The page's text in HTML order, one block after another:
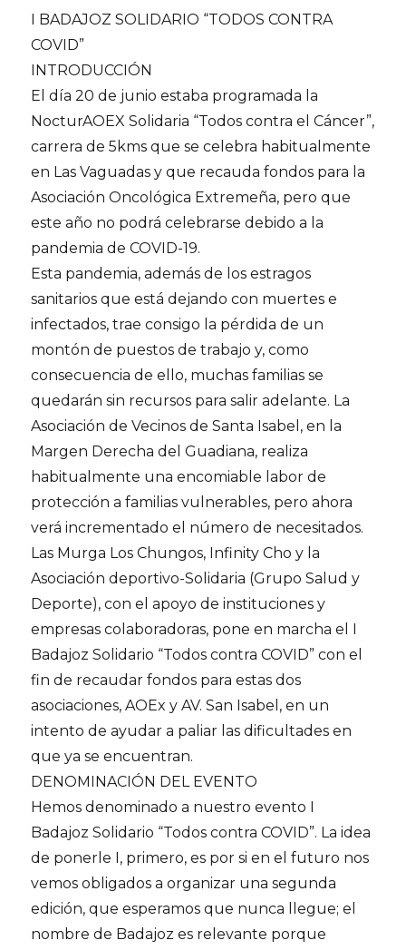
I BADAJOZ SOLIDARIO “TODOS CONTRA
COVID”
INTRODUCCIÓN
El día 20 de junio estaba programada la
NocturAOEX Solidaria “Todos contra el Cáncer”,
carrera de 5kms que se celebra habitualmente
en Las Vaguadas y que recauda fondos para la
Asociación Oncológica Extremeña, pero que
este año no podrá celebrarse debido a la
pandemia de COVID-19.
Esta pandemia, además de los estragos
sanitarios que está dejando con muertes e
infectados, trae consigo la pérdida de un
montón de puestos de trabajo y, como
consecuencia de ello, muchas familias se
quedarán sin recursos para salir adelante. La
Asociación de Vecinos de Santa Isabel, en la
Margen Derecha del Guadiana, realiza
habitualmente una encomiable labor de
protección a familias vulnerables, pero ahora
verá incrementado el número de necesitados.
Las Murga Los Chungos, Infinity Cho y la
Asociación deportivo-Solidaria (Grupo Salud y
Deporte), con el apoyo de instituciones y
empresas colaboradoras, pone en marcha el I
Badajoz Solidario “Todos contra COVID” con el
fin de recaudar fondos para estas dos
asociaciones, AOEx y AV. San Isabel, en un
intento de ayudar a paliar las dificultades en
que ya se encuentran.
DENOMINACIÓN DEL EVENTO
Hemos denominado a nuestro evento I
Badajoz Solidario “Todos contra COVID”. La idea
de ponerle I, primero, es por si en el futuro nos
vemos obligados a organizar una segunda
edición, que esperamos que nunca llegue; el
nombre de Badajoz es relevante porque